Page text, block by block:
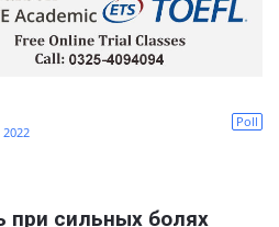
Poll
при сильных болях